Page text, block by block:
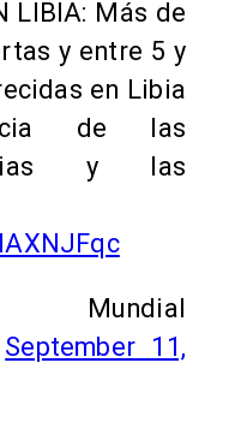
Más de
y entre 5 y
en Libia
de las
y las
September 11,